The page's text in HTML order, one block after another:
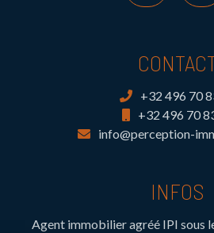
+32 496 70
+32 496 70
info@perception-
INFOS
Agent immobilier agréé IPI sous